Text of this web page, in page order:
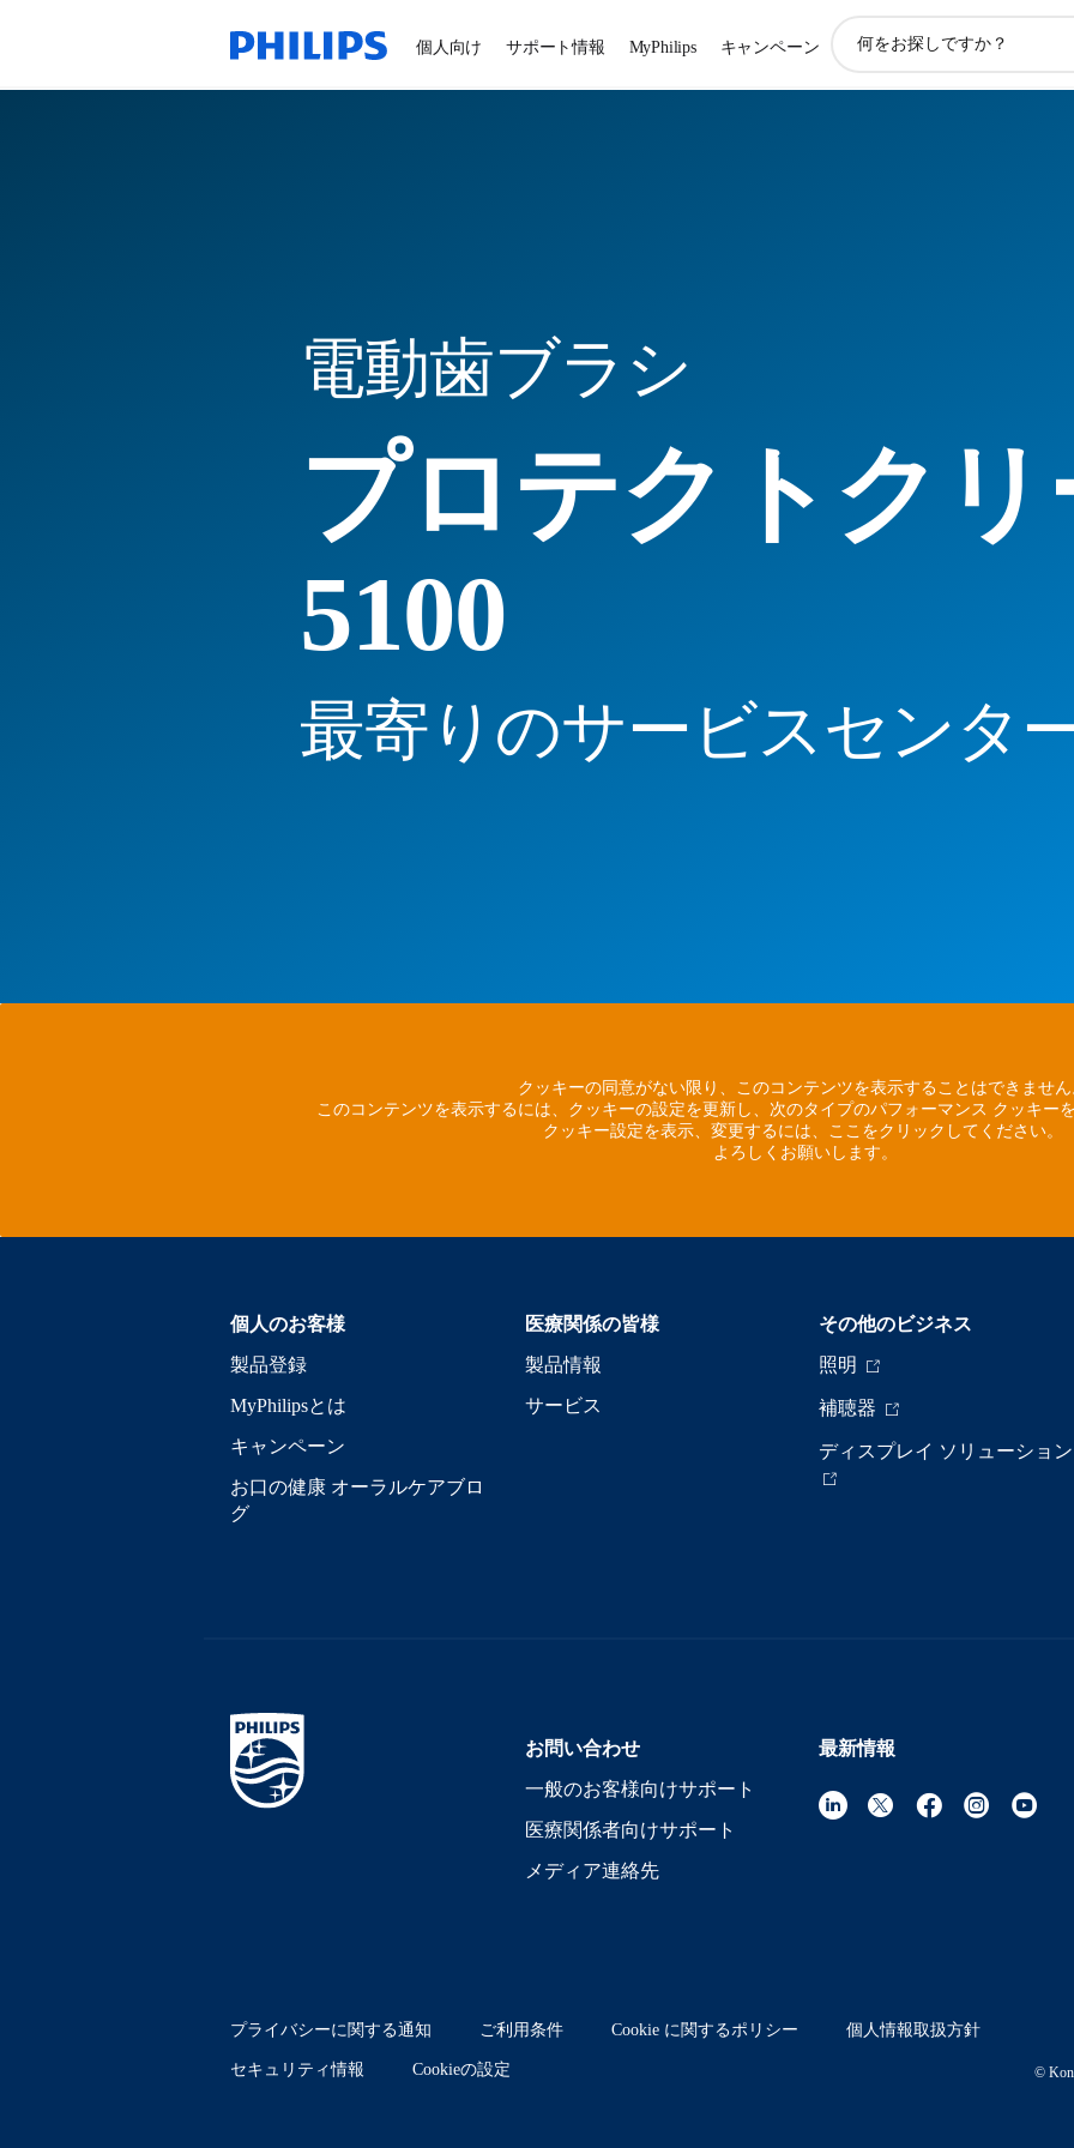
個人向け サポート情報 MyPhilips キャンペーン
電動歯ブラシ
プロテクトクリ
5100
最寄りのサービスセンタ
クッキーの同意がない限り、このコンテンツを表示することはできませ
このコンテンツを表示するには、クッキーの設定を更新し、次のタイプのパフォーマンス クッキー
クッキー設定を表示、変更するには、ここをクリックしてください。
よろしくお願いします。
個人のお客様
製品登録
MyPhilipsとは
キャンペーン
お口の健康 オーラルケアブロ
グ
医療関係の皆様
製品情報
サービス
その他のビジネス
照明
補聴器
ディスプレイ ソリューション
お問い合わせ
一般のお客様向けサポート
医療関係者向けサポート
メディア連絡先
最新情報
プライバシーに関する通知 ご利用条件 Cookie に関するポリシー 個人情報取扱方針
セキュリティ情報 Cookieの設定 ©